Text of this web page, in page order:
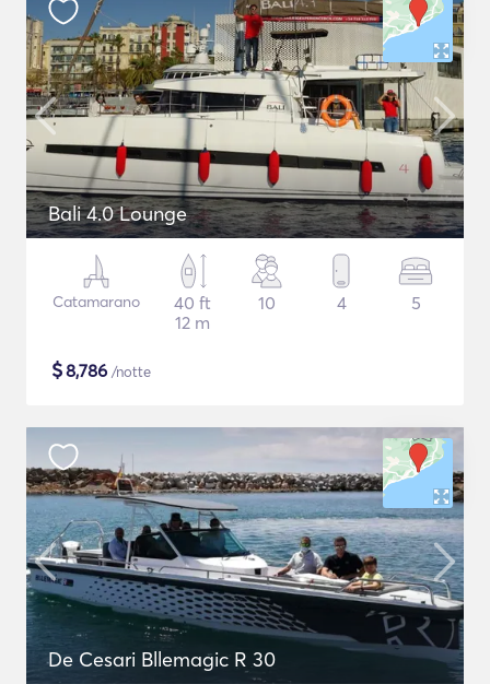
Bali 4.0 Lounge
Catamarano
40 ft
12 m
10 4 5
$8,786 /notte
De Cesari Bllemagic R 30